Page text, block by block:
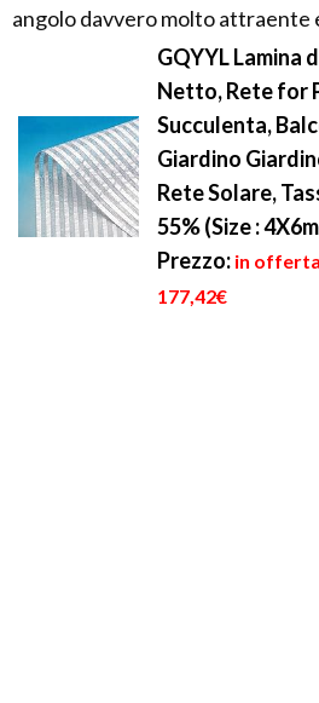
angolo davvero molto attraente
GQYYL Lamina
Netto, Rete for
Succulenta,
Giardino
Rete Solare,
55% (Size :
Prezzo: in
177,42€